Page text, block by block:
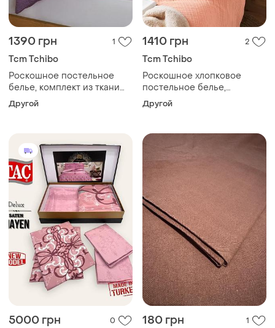
1390 грн 1
Tcm Tchibo
Роскошное постельное
белье, комплект из ткани
seersucker от tcm tchibo
чибо, нимесовая
Другой
1410 грн 2
Tcm Tchibo
Роскошное хлопковое
постельное белье,
комплект из муслина от
tcm tchibo чибо, нимешка
Другой
5000 грн 0 180 грн 1